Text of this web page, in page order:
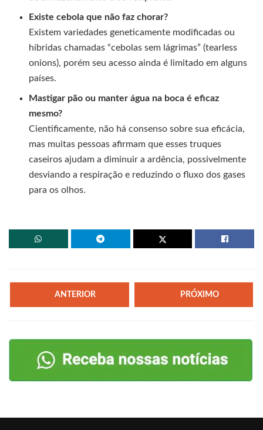
Existe cebola que não faz chorar?
Existem variedades geneticamente modificadas ou
híbridas chamadas “cebolas sem lágrimas” (tearless
onions), porém seu acesso ainda é limitado em alguns
países.
Mastigar pão ou manter água na boca é eficaz
mesmo?
Cientificamente, não há consenso sobre sua eficácia,
mas muitas pessoas afirmam que esses truques
caseiros ajudam a diminuir a ardência, possivelmente
desviando a respiração e reduzindo o fluxo dos gases
para os olhos.
ANTERIOR PRÓXIMO